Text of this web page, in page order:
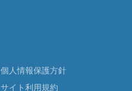
個人情報保護方針
サイト利用規約